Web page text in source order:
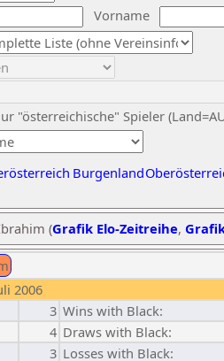
Vorname
"österreichische" Spieler
Burgenland
(Grafik Elo-Zeitreihe,
2006
3 Wins with Black:
4 Draws with Black:
3 Losses with Black: